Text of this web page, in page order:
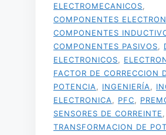
ELECTROMECANICOS
COMPONENTES
COMPONENTES
COMPONENTES PASIVOS
ELECTRONICOS
FACTOR DE CORRECCION
POTENCIA
INGENIERÍA
ELECTRONICA
PFC
SENSORES DE CORREINTE
TRANSFORMACION DE